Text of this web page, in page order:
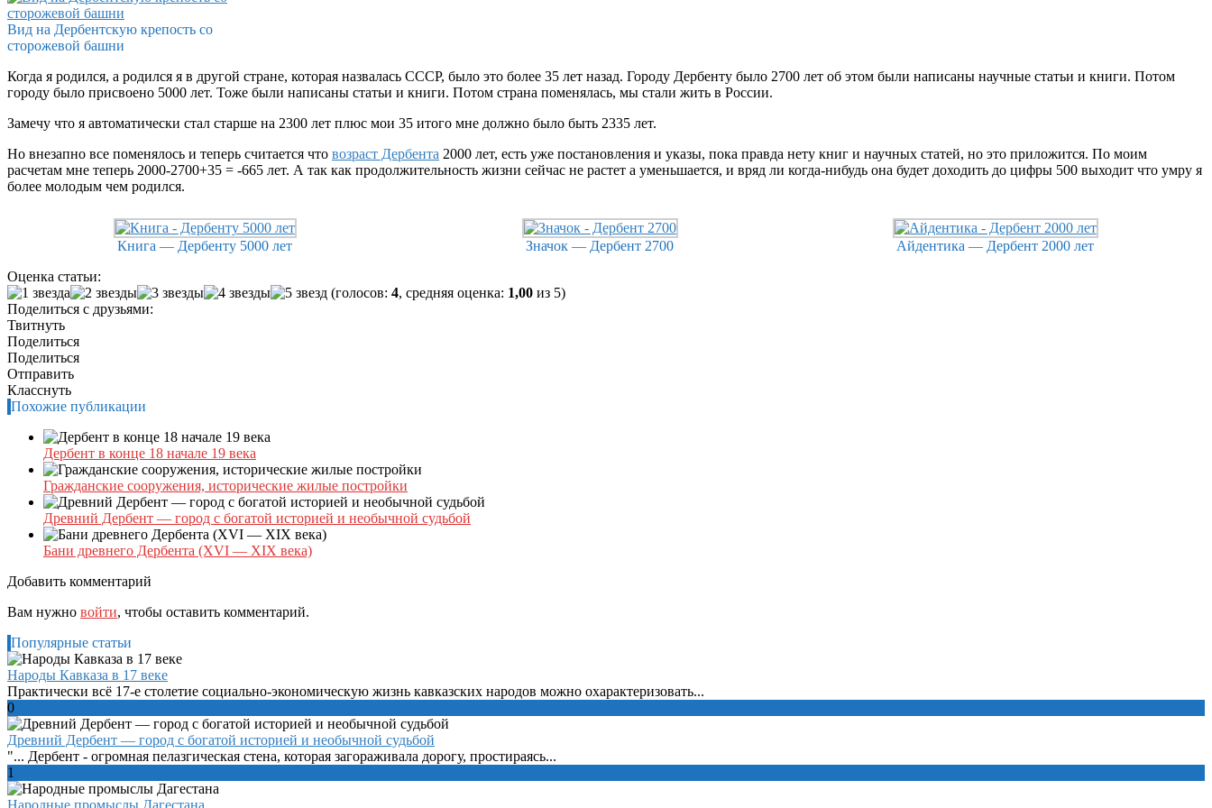
Вид на Дербентскую крепость со
сторожевой башни
Когда я родился, а родился я в другой стране, которая назвалась СССР, было это более 35 лет назад. Городу Дербенту было 2700 лет об этом были написаны научные статьи и книги. Потом
городу было присвоено 5000 лет. Тоже были написаны статьи и книги. Потом страна поменялась, мы стали жить в России.
Замечу что я автоматически стал старше на 2300 лет плюс мои 35 итого мне должно было быть 2335 лет.
Но внезапно все поменялось и теперь считается что возраст Дербента 2000 лет, есть уже постановления и указы, пока правда нету книг и научных статей, но это приложится. По моим
расчетам мне теперь 2000-2700+35 = -665 лет. А так как продолжительность жизни сейчас не растет а уменьшается, и вряд ли когда-нибудь она будет доходить до цифры 500 выходит что умру я
более молодым чем родился.
Книга — Дербенту 5000 лет Значок — Дербент 2700
Айдентика — Дербент 2000 лет
Оценка статьи:
(голосов: 4, средняя оценка: 1,00 из 5)
Поделиться с друзьями:
Твитнуть
Поделиться
Поделиться
Отправить
Класснуть
Похожие публикации
Дербент в конце 18 начале 19 века
Гражданские сооружения, исторические жилые постройки
Древний Дербент — город с богатой историей и необычной судьбой
Бани древнего Дербента (XVI — XIX века)
Добавить комментарий
Вам нужно войти, чтобы оставить комментарий.
Популярные статьи
Народы Кавказа в 17 веке
Практически всё 17-е столетие социально-экономическую жизнь кавказских народов можно охарактеризовать...
0
Древний Дербент — город с богатой историей и необычной судьбой
"... Дербент - огромная пелазгическая стена, которая загораживала дорогу, простираясь...
1
Народные промыслы Дагестана